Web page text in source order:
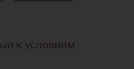
к условиям